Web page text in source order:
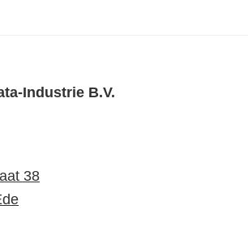
Industrie B.V.
38